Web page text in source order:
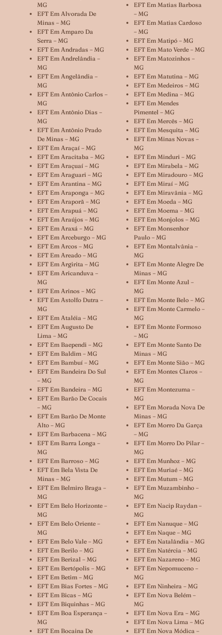
MG
EFT Em Alvorada De
Minas – MG
EFT Em Amparo Da
Serra – MG
EFT Em Andradas – MG
EFT Em Andrelândia –
MG
EFT Em Angelândia –
MG
EFT Em Antônio Carlos –
MG
EFT Em Antônio Dias –
MG
EFT Em Antônio Prado
De Minas – MG
EFT Em Araçaí – MG
EFT Em Aracitaba – MG
EFT Em Araçuaí – MG
EFT Em Araguari – MG
EFT Em Arantina – MG
EFT Em Araponga – MG
EFT Em Araporã – MG
EFT Em Arapuá – MG
EFT Em Araújos – MG
EFT Em Araxá – MG
EFT Em Arceburgo – MG
EFT Em Arcos – MG
EFT Em Areado – MG
EFT Em Argirita – MG
EFT Em Aricanduva –
MG
EFT Em Arinos – MG
EFT Em Astolfo Dutra –
MG
EFT Em Ataléia – MG
EFT Em Augusto De
Lima – MG
EFT Em Baependi – MG
EFT Em Baldim – MG
EFT Em Bambuí – MG
EFT Em Bandeira Do Sul
– MG
EFT Em Bandeira – MG
EFT Em Barão De Cocais
– MG
EFT Em Barão De Monte
Alto – MG
EFT Em Barbacena – MG
EFT Em Barra Longa –
MG
EFT Em Barroso – MG
EFT Em Bela Vista De
Minas – MG
EFT Em Belmiro Braga –
MG
EFT Em Belo Horizonte –
MG
EFT Em Belo Oriente –
MG
EFT Em Belo Vale – MG
EFT Em Berilo – MG
EFT Em Berizal – MG
EFT Em Bertópolis – MG
EFT Em Betim – MG
EFT Em Bias Fortes – MG
EFT Em Bicas – MG
EFT Em Biquinhas – MG
EFT Em Boa Esperança –
MG
EFT Em Bocaina De
EFT Em Matias Barbosa
– MG
EFT Em Matias Cardoso
– MG
EFT Em Matipó – MG
EFT Em Mato Verde – MG
EFT Em Matozinhos –
MG
EFT Em Matutina – MG
EFT Em Medeiros – MG
EFT Em Medina – MG
EFT Em Mendes
Pimentel – MG
EFT Em Mercês – MG
EFT Em Mesquita – MG
EFT Em Minas Novas –
MG
EFT Em Minduri – MG
EFT Em Mirabela – MG
EFT Em Miradouro – MG
EFT Em Miraí – MG
EFT Em Miravânia – MG
EFT Em Moeda – MG
EFT Em Moema – MG
EFT Em Monjolos – MG
EFT Em Monsenhor
Paulo – MG
EFT Em Montalvânia –
MG
EFT Em Monte Alegre De
Minas – MG
EFT Em Monte Azul –
MG
EFT Em Monte Belo – MG
EFT Em Monte Carmelo –
MG
EFT Em Monte Formoso
– MG
EFT Em Monte Santo De
Minas – MG
EFT Em Monte Sião – MG
EFT Em Montes Claros –
MG
EFT Em Montezuma –
MG
EFT Em Morada Nova De
Minas – MG
EFT Em Morro Da Garça
– MG
EFT Em Morro Do Pilar –
MG
EFT Em Munhoz – MG
EFT Em Muriaé – MG
EFT Em Mutum – MG
EFT Em Muzambinho –
MG
EFT Em Nacip Raydan –
MG
EFT Em Nanuque – MG
EFT Em Naque – MG
EFT Em Natalândia – MG
EFT Em Natércia – MG
EFT Em Nazareno – MG
EFT Em Nepomuceno –
MG
EFT Em Ninheira – MG
EFT Em Nova Belém –
MG
EFT Em Nova Era – MG
EFT Em Nova Lima – MG
EFT Em Nova Módica –